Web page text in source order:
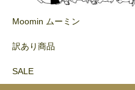
Moomin ムーミン
訳あり商品
SALE